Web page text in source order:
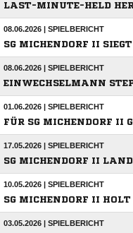
LAST-MINUTE-HELD
08.06.2026 | SPIELBERICHT
SG MICHENDORF II
08.06.2026 | SPIELBERICHT
EINWECHSELMANN
01.06.2026 | SPIELBERICHT
FÜR SG MICHENDORF II
17.05.2026 | SPIELBERICHT
SG MICHENDORF II
10.05.2026 | SPIELBERICHT
SG MICHENDORF II
03.05.2026 | SPIELBERICHT